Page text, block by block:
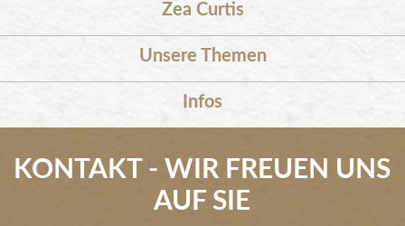
Zea Curtis
Unsere Themen
Infos
KONTAKT - WIR FREUEN UNS
AUF SIE